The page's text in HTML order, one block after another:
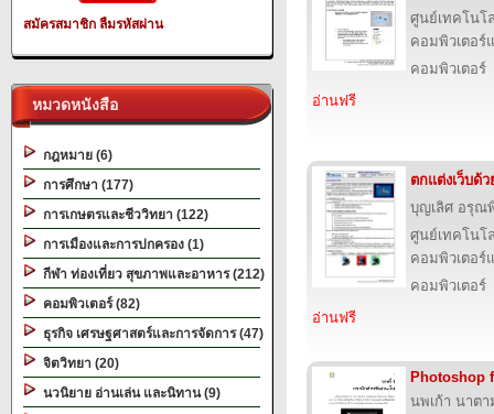
สมัครสมาชิก ลืมรหัสผ่าน
หมวดหนังสือ
กฎหมาย (6)
การศึกษา (177)
การเกษตรและชีววิทยา (122)
การเมืองและการปกครอง (1)
กีฬา ท่องเที่ยว สุขภาพและอาหาร (212)
คอมพิวเตอร์ (82)
ธุรกิจ เศรษฐศาสตร์และการจัดการ (47)
จิตวิทยา (20)
นวนิยาย อ่านเล่น และนิทาน (9)
ศูนย์เทคโนโ
คอมพิวเตอร์
คอมพิวเตอร์
อ่านฟรี
ตกแต่งเว็บด้
บุญเลิศ อรุณ
ศูนย์เทคโนโ
คอมพิวเตอร์
คอมพิวเตอร์
อ่านฟรี
Photoshop
นพเก้า นาต